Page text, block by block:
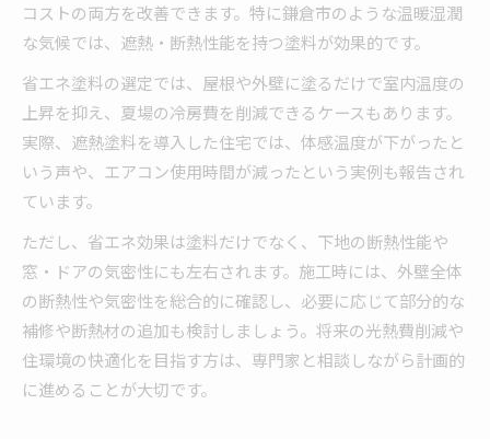
コストの両方を改善できます。特に鎌倉市のような温暖湿潤
な気候では、遮熱・断熱性能を持つ塗料が効果的です。
省エネ塗料の選定では、屋根や外壁に塗るだけで室内温度の
上昇を抑え、夏場の冷房費を削減できるケースもあります。
実際、遮熱塗料を導入した住宅では、体感温度が下がったと
いう声や、エアコン使用時間が減ったという実例も報告され
ています。
ただし、省エネ効果は塗料だけでなく、下地の断熱性能や
窓・ドアの気密性にも左右されます。施工時には、外壁全体
の断熱性や気密性を総合的に確認し、必要に応じて部分的な
補修や断熱材の追加も検討しましょう。将来の光熱費削減や
住環境の快適化を目指す方は、専門家と相談しながら計画的
に進めることが大切です。